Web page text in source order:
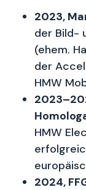
2023,
der Bild-
(ehem.
der
HMW
HMW
2024,